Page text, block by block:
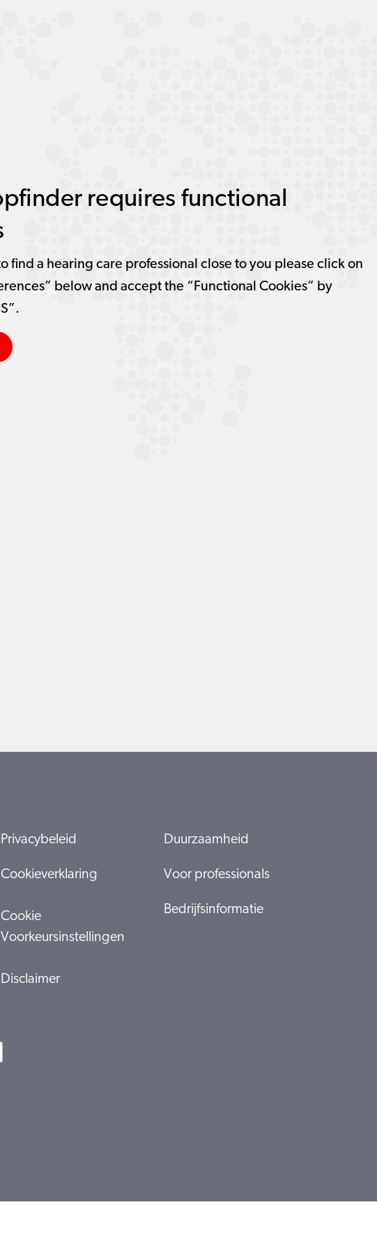
requires functional
find a hearing care professional close to you please click on
below and accept the “Functional Cookies” by
Privacybeleid
Cookieverklaring
Cookie
Voorkeursinstellingen
Disclaimer
Duurzaamheid
Voor professionals
Bedrijfsinformatie